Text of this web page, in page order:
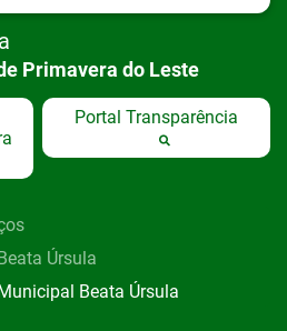
Primavera do Leste
Portal Transparência
Úrsula
Beata Úrsula